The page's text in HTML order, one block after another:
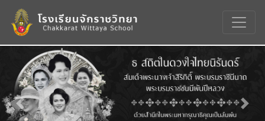
Previous Next